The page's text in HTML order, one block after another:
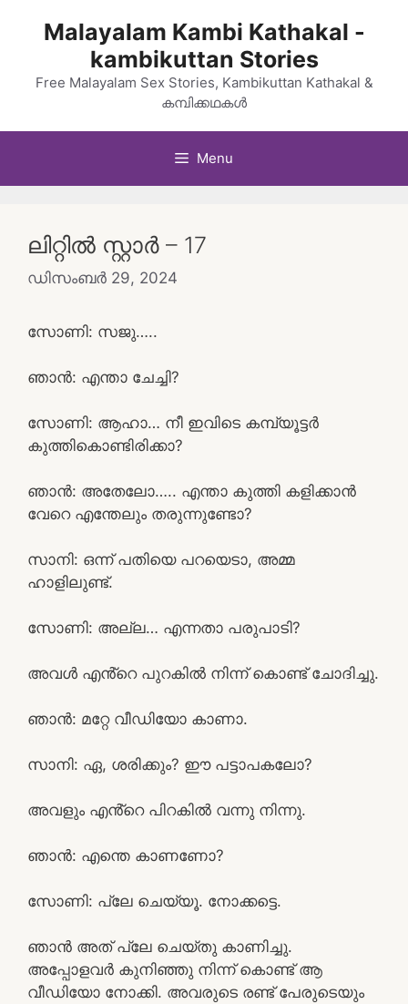
Malayalam Kambi Kathakal -
kambikuttan Stories
Free Malayalam Sex Stories, Kambikuttan Kathakal &
കമ്പിക്കഥകൾ
Menu
ലിറ്റിൽ സ്റ്റാർ – 17
ഡിസംബർ 29, 2024
സോണി: സജു…..
ഞാൻ: എന്താ ചേച്ചി?
സോണി: ആഹാ… നീ ഇവിടെ കമ്പ്യൂട്ടർ
കുത്തികൊണ്ടിരിക്കാ?
ഞാൻ: അതേലോ….. എന്താ കുത്തി കളിക്കാൻ
വേറെ എന്തേലും തരുന്നുണ്ടോ?
സാനി: ഒന്ന് പതിയെ പറയെടാ, അമ്മ
ഹാളിലുണ്ട്.
സോണി: അല്ല… എന്നതാ പരുപാടി?
അവൾ എൻ്റെ പുറകിൽ നിന്ന് കൊണ്ട് ചോദിച്ചു.
ഞാൻ: മറ്റേ വീഡിയോ കാണാ.
സാനി: ഏ, ശരിക്കും? ഈ പട്ടാപകലോ?
അവളും എൻ്റെ പിറകിൽ വന്നു നിന്നു.
ഞാൻ: എന്തെ കാണണോ?
സോണി: പ്ലേ ചെയ്യൂ. നോക്കട്ടെ.
ഞാൻ അത് പ്ലേ ചെയ്തു കാണിച്ചു.
അപ്പോളവർ കുനിഞ്ഞു നിന്ന് കൊണ്ട് ആ
വീഡിയോ നോക്കി. അവരുടെ രണ്ട് പേരുടെയും